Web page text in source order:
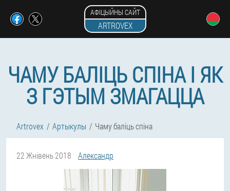
АФІЦЫЙНЫ САЙТ
ARTROVEX
ЧАМУ БАЛІЦЬ СПІНА І ЯК
З ГЭТЫМ ЗМАГАЦЦА
Artrovex Артыкулы Чаму баліць спіна
22 Жнівень 2018 Александр